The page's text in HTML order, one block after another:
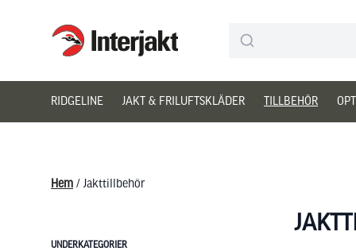
Interjakt SE
RIDGELINE JAKT & FRILUFTSKLÄDER TILLBEHÖR
Hem / Jakttillbehör
UNDERKATEGORIER